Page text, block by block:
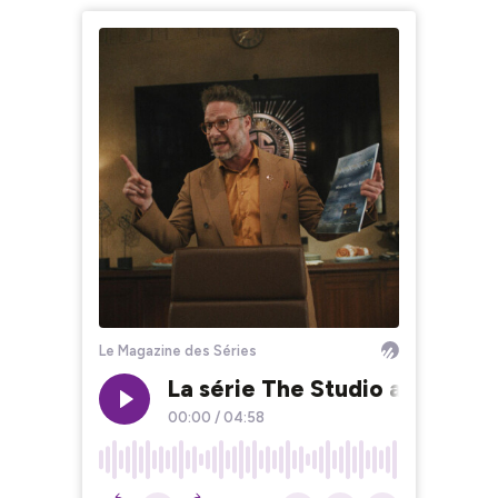
Le Magazine des Séries
La série The Studio avec
00:00 / 04:58